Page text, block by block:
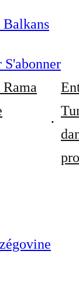
S'abonner